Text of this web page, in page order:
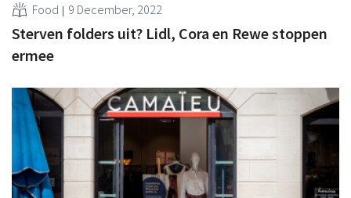
Food 9 December, 2022
Sterven folders uit? Lidl, Cora en Rewe stoppen
ermee